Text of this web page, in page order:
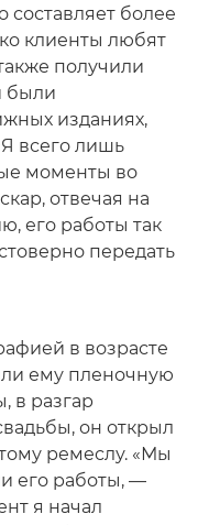
составляет более
клиенты любят
получили
были
изданиях,
всего лишь
моменты во
отвечая на
его работы так
передать
в возрасте
ему пленочную
в разгар
он открыл
ремеслу. «Мы
его работы, —
я начал